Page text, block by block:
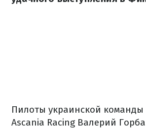
Пилоты украинской команды
Ascania Racing Валерий